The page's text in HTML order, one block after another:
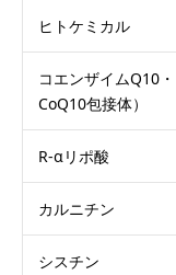
ヒトケミカル
コエンザイムQ10・
CoQ10包接体）
R-αリポ酸
カルニチン
シスチン